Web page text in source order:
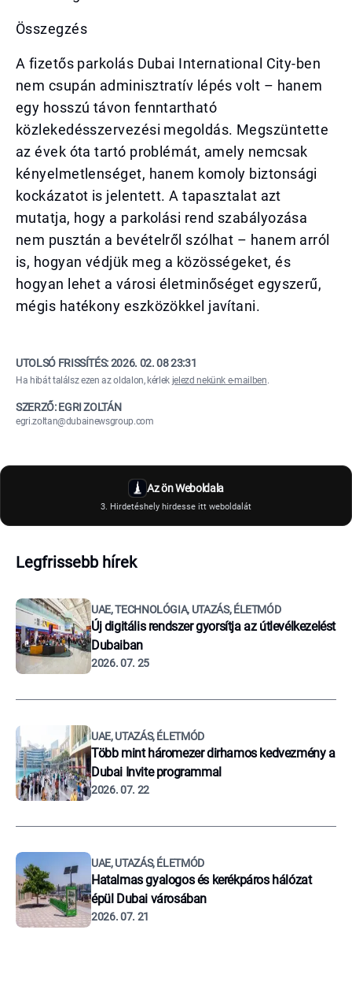
Összegzés
A fizetős parkolás Dubai International City-ben
nem csupán adminisztratív lépés volt – hanem
egy hosszú távon fenntartható
közlekedésszervezési megoldás. Megszüntette
az évek óta tartó problémát, amely nemcsak
kényelmetlenséget, hanem komoly biztonsági
kockázatot is jelentett. A tapasztalat azt
mutatja, hogy a parkolási rend szabályozása
nem pusztán a bevételről szólhat – hanem arról
is, hogyan védjük meg a közösségeket, és
hogyan lehet a városi életminőséget egyszerű,
mégis hatékony eszközökkel javítani.
UTOLSÓ FRISSÍTÉS:2026. 02. 08 23:31
Ha hibát találsz ezen az oldalon, kérlek jelezd nekünk e-mailben.
SZERZŐ: EGRI ZOLTÁN
egri.zoltan@dubainewsgroup.com
Az ön Weboldala
3. Hirdetéshely hirdesse itt weboldalát
Legfrissebb hírek
UAE, TECHNOLÓGIA, UTAZÁS, ÉLETMÓD
Új digitális rendszer gyorsítja az útlevélkezelést
Dubaiban
2026. 07. 25
UAE, UTAZÁS, ÉLETMÓD
Több mint háromezer dirhamos kedvezmény a
Dubai Invite programmal
2026. 07. 22
UAE, UTAZÁS, ÉLETMÓD
Hatalmas gyalogos és kerékpáros hálózat
épül Dubai városában
2026. 07. 21